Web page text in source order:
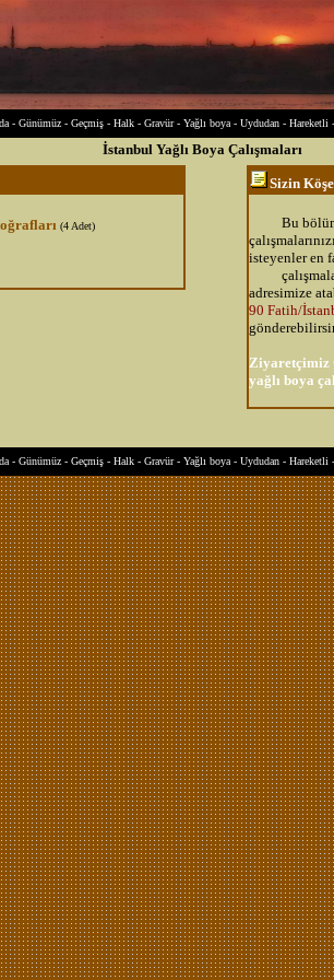
- Günümüz - Geçmiş - Halk - Gravür- Yağlı boya - Uydudan - Hareketli -
İstanbul Yağlı Boya Çalışmaları
(4 Adet)
Sizin
Bu
isteyenler en
adresimize
90 Fatih/
Ziyaretçimiz
yağlı boya
- Günümüz - Geçmiş - Halk - Gravür- Yağlı boya - Uydudan - Hareketli -